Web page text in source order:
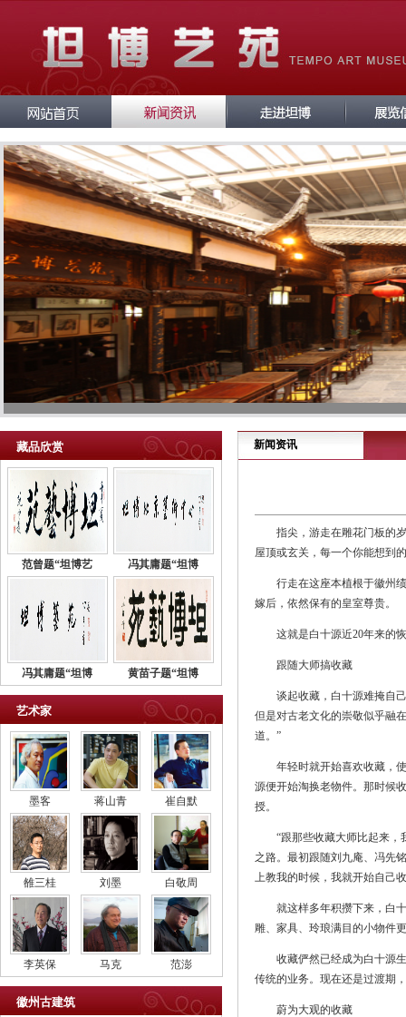
藏品欣赏
范曾题“坦博艺 冯其庸题“坦博
冯其庸题“坦博 黄苗子题“坦博
艺术家
墨客 蒋山青 崔自默
雒三桂 刘墨 白敬周
李英保 马克 范澎
徽州古建筑
新闻资讯
指尖，游走在雕花门板的
屋顶或玄关，每一个你能想到
行走在这座本植根于徽州绩
嫁后，依然保有的皇室尊贵。
这就是白十源近20年来的
跟随大师搞收藏
谈起收藏，白十源难掩自己
但是对古老文化的崇敬似乎融
道。”
年轻时就开始喜欢收藏，使
源便开始淘换老物件。那时候
授。
“跟那些收藏大师比起来，我
之路。最初跟随刘九庵、冯先
上教我的时候，我就开始自己
就这样多年积攒下来，白十
雕、家具、玲琅满目的小物件
收藏俨然已经成为白十源生
传统的业务。现在还是过渡期
蔚为大观的收藏